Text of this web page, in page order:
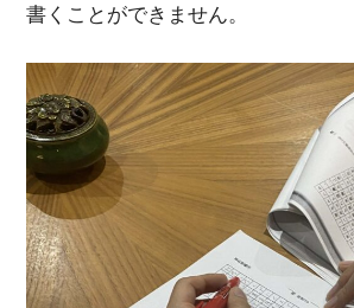
書くことができません。